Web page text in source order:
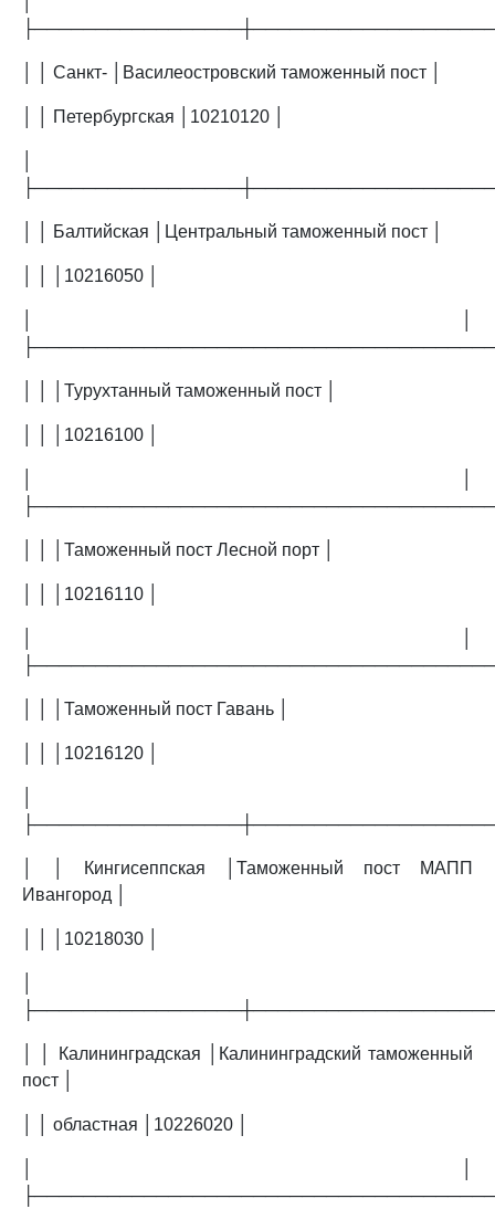
│ │ Санкт- │Василеостровский таможенный пост │
│ │ Петербургская │10210120 │
│ │ Балтийская │Центральный таможенный пост │
│ │ │10216050 │
│ │ │Турухтанный таможенный пост │
│ │ │10216100 │
│ │ │Таможенный пост Лесной порт │
│ │ │10216110 │
│ │ │Таможенный пост Гавань │
│ │ │10216120 │
│ │ Кингисеппская │Таможенный пост МАПП
Ивангород │
│ │ │10218030 │
│ │ Калининградская │Калининградский таможенный
пост │
│ │ областная │10226020 │